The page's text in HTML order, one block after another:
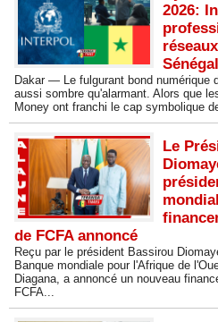
2026:
Dakar — Le fulgurant bond numérique
aussi sombre qu'alarmant. Alors que
Money ont franchi le cap symbolique
Le
de FCFA annoncé
Reçu par le président Bassirou
Banque mondiale pour l'Afrique de
Diagana, a annoncé un nouveau
FCFA...